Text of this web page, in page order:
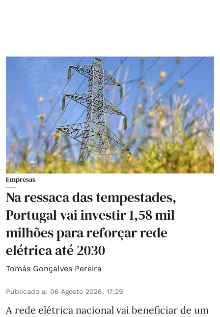
Empresas
Na ressaca das tempestades,
Portugal vai investir 1,58 mil
milhões para reforçar rede
elétrica até 2030
Tomás Gonçalves Pereira
Publicado a: 06 Agosto 2026, 17:29
A rede elétrica nacional vai beneficiar de um